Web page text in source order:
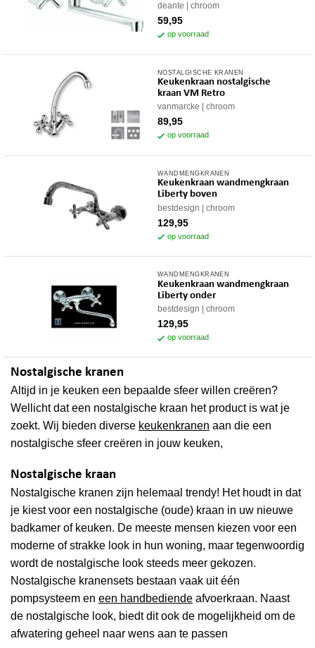
deante chroom
59,95
op voorraad
NOSTALGISCHE KRANEN
Keukenkraan nostalgische
kraan VM Retro
vanmarcke chroom
89,95
op voorraad
WANDMENGKRANEN
Keukenkraan wandmengkraan
Liberty boven
bestdesign chroom
129,95
op voorraad
WANDMENGKRANEN
Keukenkraan wandmengkraan
Liberty onder
bestdesign chroom
129,95
op voorraad
Nostalgische kranen
Altijd in je keuken een bepaalde sfeer willen creëren?
Wellicht dat een nostalgische kraan het product is wat je
zoekt. Wij bieden diverse keukenkranen aan die een
nostalgische sfeer creëren in jouw keuken,
Nostalgische kraan
Nostalgische kranen zijn helemaal trendy! Het houdt in dat
je kiest voor een nostalgische (oude) kraan in uw nieuwe
badkamer of keuken. De meeste mensen kiezen voor een
moderne of strakke look in hun woning, maar tegenwoordig
wordt de nostalgische look steeds meer gekozen.
Nostalgische kranensets bestaan vaak uit één
pompsysteem en een handbediende afvoerkraan. Naast
de nostalgische look, biedt dit ook de mogelijkheid om de
afwatering geheel naar wens aan te passen